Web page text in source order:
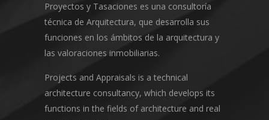
Proyectos y Tasaciones es una consultoría
técnica de Arquitectura, que desarrolla sus
funciones en los ámbitos de la arquitectura y
las valoraciones inmobiliarias.
Projects and Appraisals is a technical
architecture consultancy, which develops its
functions in the fields of architecture and real